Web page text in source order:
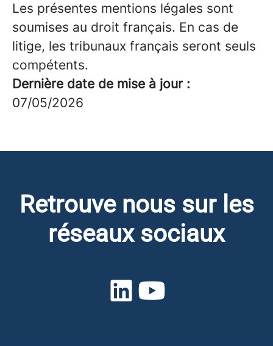
Les présentes mentions légales sont
soumises au droit français. En cas de
litige, les tribunaux français seront seuls
compétents.
Dernière date de mise à jour :
07/05/2026
Retrouve nous sur les
réseaux sociaux